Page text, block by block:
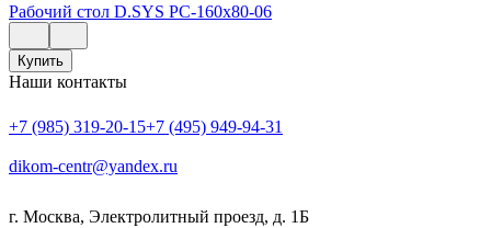
Рабочий стол D.SYS РС-160х80-06
Купить
Наши контакты
+7 (985) 319-20-15+7 (495) 949-94-31
dikom-centr@yandex.ru
г. Москва, Электролитный проезд, д. 1Б